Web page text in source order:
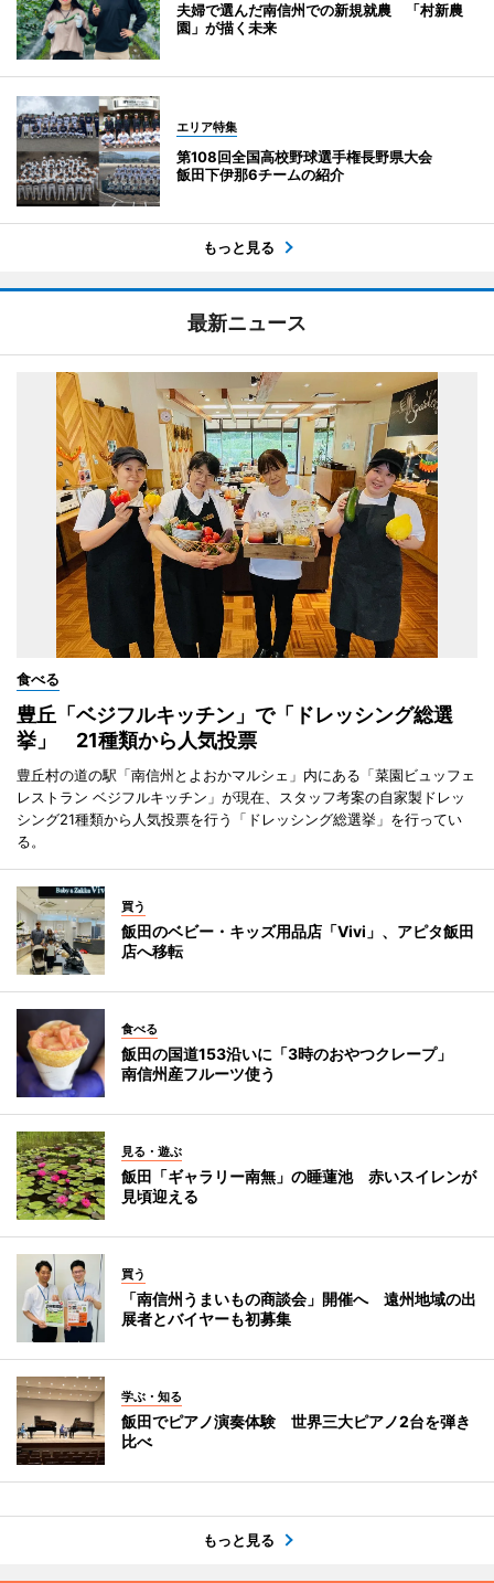
夫婦で選んだ南信州での新規就農 「村新農
園」が描く未来
エリア特集
第108回全国高校野球選手権長野県大会
飯田下伊那6チームの紹介
もっと見る
最新ニュース
食べる
豊丘「ベジフルキッチン」で「ドレッシング総選
挙」 21種類から人気投票
豊丘村の道の駅「南信州とよおかマルシェ」内にある「菜園ビュッフェ
レストラン ベジフルキッチン」が現在、スタッフ考案の自家製ドレッ
シング21種類から人気投票を行う「ドレッシング総選挙」を行ってい
る。
買う
飯田のベビー・キッズ用品店「Vivi」、アピタ飯田
店へ移転
食べる
飯田の国道153沿いに「3時のおやつクレープ」
南信州産フルーツ使う
見る・遊ぶ
飯田「ギャラリー南無」の睡蓮池 赤いスイレンが
見頃迎える
買う
「南信州うまいもの商談会」開催へ 遠州地域の出
展者とバイヤーも初募集
学ぶ・知る
飯田でピアノ演奏体験 世界三大ピアノ2台を弾き
比べ
もっと見る